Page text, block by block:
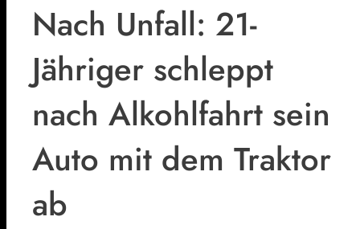
Nach Unfall: 21-
Jähriger schleppt
nach Alkohlfahrt sein
Auto mit dem Traktor
ab